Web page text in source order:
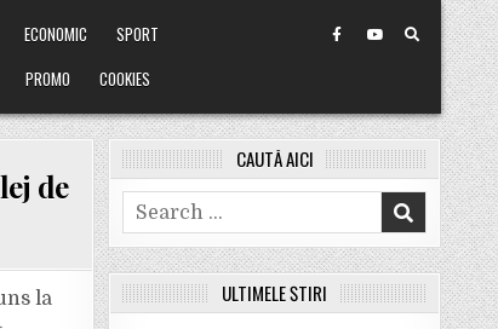
ECONOMIC
SPORT
PROMO COOKIES
de
la
CAUTĂ AICI
Search
for:
ULTIMELE ȘTIRI